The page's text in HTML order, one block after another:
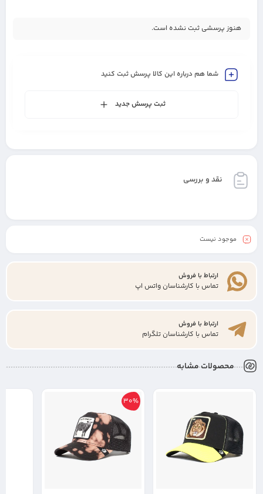
هنوز پرسشی ثبت نشده است.
شما هم درباره این کالا پرسش ثبت کنید
ثبت پرسش جدید
نقد و بررسی
موجود نیست
ارتباط با فروش
تماس با کارشناسان واتس اپ
ارتباط با فروش
تماس با کارشناسان تلگرام
محصولات مشابه
30%